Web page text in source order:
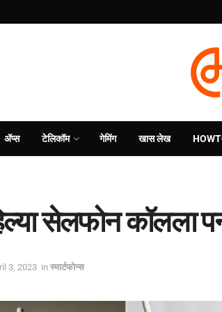
ॲप्स टेलिकॉम गेमिंग खास लेख
सेलफोन कॉलला
3, 2023 in स्मार्टफोन्स